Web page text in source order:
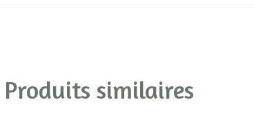
Produits similaires